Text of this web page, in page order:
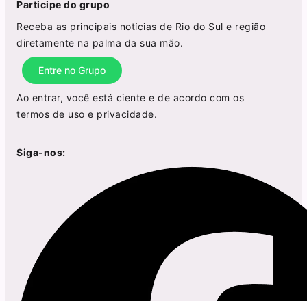
Participe do grupo
Receba as principais notícias de Rio do Sul e região
diretamente na palma da sua mão.
Entre no Grupo
Ao entrar, você está ciente e de acordo com os
termos de uso e privacidade.
Siga-nos: